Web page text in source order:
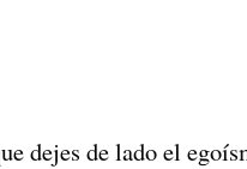
dejes de lado el